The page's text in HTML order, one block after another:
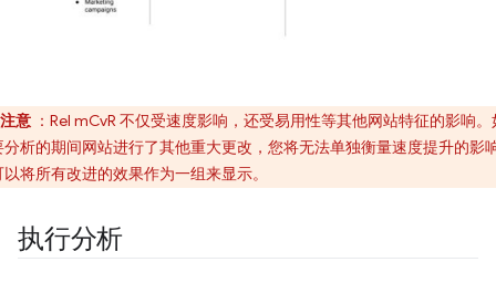
注意 ：Rel mCvR 不仅受速度影响，还受易用性等其他网站特征的影响。
分析的期间网站进行了其他重大更改，您将无法单独衡量速度提升的影
将所有改进的效果作为一组来显示。
执行分析